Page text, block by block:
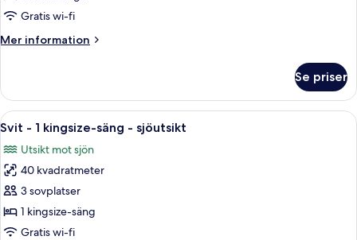
-
mot
Gratis wi-fi
Mer information
Mer
tvåbäddsrum
utsikt
staden
Se priser
Öppna
alla
foton
för
Svit
-
1
Ett hotellrum med en säng, soffa,
5
Svit - 1 kingsize-säng - sjöutsikt
Utsikt mot sjön
40 kvadratmeter
3 sovplatser
1 kingsize-säng
Gratis wi-fi